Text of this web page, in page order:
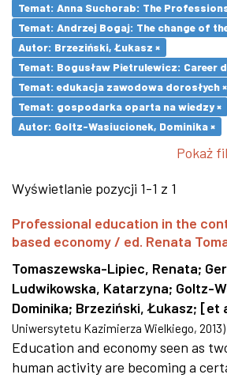
Temat: Anna Suchorab: The
Temat: Andrzej Bogaj: The change of
Autor: Brzeziński, Łukasz ×
Temat: Bogusław Pietrulewicz: Career
Temat: edukacja zawodowa dorosłych ×
Temat: gospodarka oparta na wiedzy ×
Autor: Goltz-Wasiucionek, Dominika ×
Pokaż
Wyświetlanie pozycji 1-1 z 1
Professional education in the
based economy / ed. Renata
Tomaszewska-Lipiec, Renata;
Ludwikowska, Katarzyna; Goltz-
Dominika; Brzeziński, Łukasz; [et
Uniwersytetu Kazimierza Wielkiego, 2013)
Education and economy seen as
human activity are becoming a